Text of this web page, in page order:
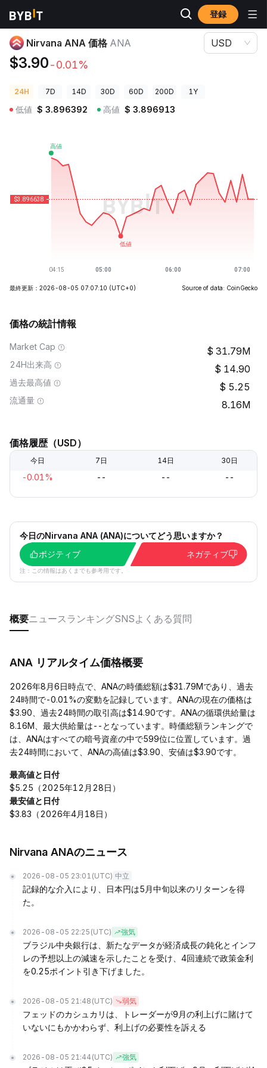
登録
暗号資産価格
Nirvana ANA 価格 ANA
$3.90-0.01%
USD
24H 7D 14D 30D 60D 200D 1Y
低値 $ 3.896392 高値 $ 3.896913
最終更新：2026-08-05 07:07:10 (UTC+0) Source of data: CoinGecko
価格の統計情報
Market Cap 31.79M
24H出来高 14.90
過去最高値 5.25
流通量 8.16M
価格履歴（USD）
今日 7日 14日 30日
-0.01% -- -- --
今日のNirvana ANA (ANA)についてどう思いますか？
ポジティブ
ネガティブ
注：この情報はあくまでも参考用です。
概要ニュース ランキングSNSよくある質問
ANA リアルタイム価格概要
2026年8月6日時点で、ANAの時価総額は$31.79Mであり、過去
24時間で-0.01%の変動を記録しています。ANAの現在の価格は
$3.90、過去24時間の取引高は$14.90です。ANAの循環供給量は
8.16M、最大供給量は--となっています。時価総額ランキングで
は、ANAはすべての暗号資産の中で599位に位置しています。過
去24時間において、ANAの高値は$3.90、安値は$3.90です。
最高値と日付
$5.25（2025年12月28日）
最安値と日付
$3.83（2026年4月18日）
Nirvana ANAのニュース
2026-08-05 23:01 (UTC) 中立
記録的な介入により、日本円は5月中旬以来のリターンを得
た。
2026-08-05 22:25 (UTC) 強気
ブラジル中央銀行は、新たなデータが経済成長の鈍化とインフ
レの予想以上の減速を示したことを受け、4回連続で政策金利
を0.25ポイント引き下げました。
2026-08-05 21:48 (UTC) 弱気
フェッドのカシュカリは、トレーダーが9月の利上げに賭けて
いないにもかかわらず、利上げの必要性を訴える
2026-08-05 21:44 (UTC) 強気